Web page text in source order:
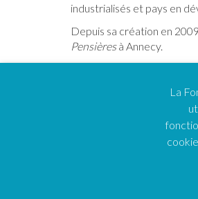
industrialisés et pays en
Depuis sa création en
Pensièresà Annecy.
La